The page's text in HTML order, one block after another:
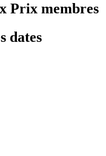
Prix membres
dates